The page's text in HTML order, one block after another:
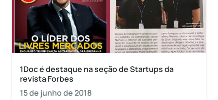
1Doc é destaque na seção de Startups da
revista Forbes
15 de junho de 2018